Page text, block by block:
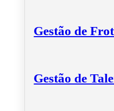
Gestão de
Gestão de